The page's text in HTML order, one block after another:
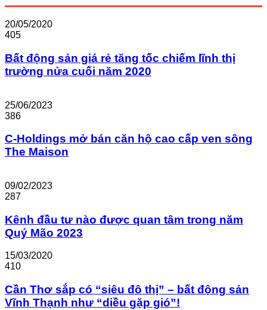
20/05/2020
405
Bất động sản giá rẻ tăng tốc chiếm lĩnh thị
trường nửa cuối năm 2020
25/06/2023
386
C-Holdings mở bán căn hộ cao cấp ven sông
The Maison
09/02/2023
287
Kênh đầu tư nào được quan tâm trong năm
Quý Mão 2023
15/03/2020
410
Cần Thơ sắp có “siêu đô thị” – bất động sản
Vĩnh Thạnh như “diều gặp gió”!